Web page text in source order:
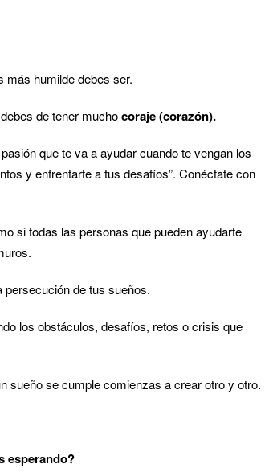
más humilde debes ser.
de tener muchocoraje (corazón).
que te va a ayudar cuando te vengan los
y enfrentarte a tus desafíos”. Conéctate con
si todas las personas que pueden ayudarte
de tus sueños.
los obstáculos, desafíos, retos o crisis que
sueño se cumple comienzas a crear otro y otro.
esperando?